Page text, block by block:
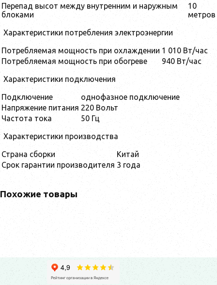
Перепад высот между внутренним и наружным
блоками
10
метров
Характеристики потребления электроэнергии
Потребляемая мощность при охлаждении 1 010 Вт/час
Потребляемая мощность при обогреве
940 Вт/час
Характеристики подключения
Подключение
однофазное подключение
Напряжение питания 220 Вольт
Частота тока
50 Гц
Характеристики производства
Страна сборки
Китай
Срок гарантии производителя 3 года
Похожие товары